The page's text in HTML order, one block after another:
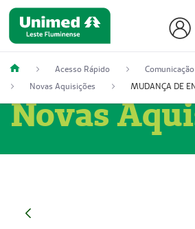
Acesso Rápido
Comunicação
Novas Aquisições
Novas